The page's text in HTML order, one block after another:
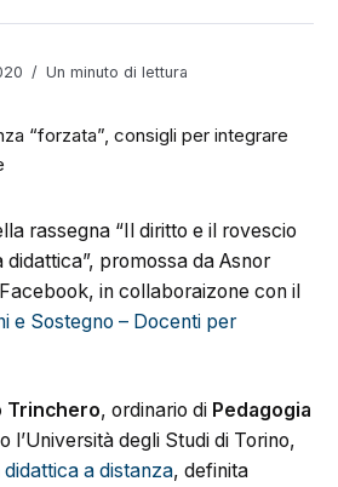
Un minuto di lettura
rassegna “Il diritto e il rovescio
didattica”, promossa da Asnor
in collaboraizone con il
e Sostegno – Docenti per
Trinchero, ordinario di Pedagogia
l’Università degli Studi di Torino,
didattica a distanza, definita